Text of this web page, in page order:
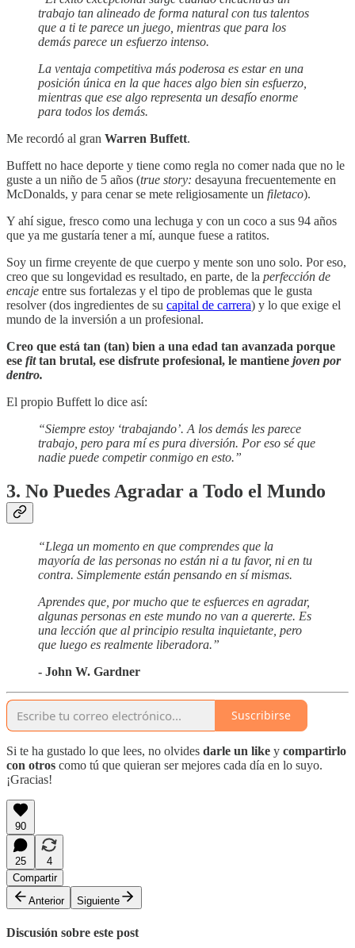
trabajo tan alineado de forma natural con tus talentos
que a ti te parece un juego, mientras que para los
demás parece un esfuerzo intenso.
La ventaja competitiva más poderosa es estar en una
posición única en la que haces algo bien sin esfuerzo,
mientras que ese algo representa un desafío enorme
para todos los demás.
Me recordó al gran Warren Buffett.
Buffett no hace deporte y tiene como regla no comer nada que no le
guste a un niño de 5 años (true story: desayuna frecuentemente en
McDonalds, y para cenar se mete religiosamente un filetaco).
Y ahí sigue, fresco como una lechuga y con un coco a sus 94 años
que ya me gustaría tener a mí, aunque fuese a ratitos.
Soy un firme creyente de que cuerpo y mente son uno solo. Por eso,
creo que su longevidad es resultado, en parte, de la perfección de
encaje entre sus fortalezas y el tipo de problemas que le gusta
resolver (dos ingredientes de su capital de carrera) y lo que exige el
mundo de la inversión a un profesional.
Creo que está tan (tan) bien a una edad tan avanzada porque
ese fittan brutal, ese disfrute profesional, le mantiene joven por
dentro.
El propio Buffett lo dice así:
“Siempre estoy ‘trabajando’. A los demás les parece
trabajo, pero para mí es pura diversión. Por eso sé que
nadie puede competir conmigo en esto.”
3. No Puedes Agradar a Todo el Mundo
“Llega un momento en que comprendes que la
mayoría de las personas no están ni a tu favor, ni en tu
contra. Simplemente están pensando en sí mismas.
Aprendes que, por mucho que te esfuerces en agradar,
algunas personas en este mundo no van a quererte. Es
una lección que al principio resulta inquietante, pero
que luego es realmente liberadora.”
- John W. Gardner
Suscribirse
Si te ha gustado lo que lees, no olvides darle un like y compartirlo
con otros como tú que quieran ser mejores cada día en lo suyo.
¡Gracias!
90
25
4
Compartir
Anterior
Siguiente
Discusión sobre este post